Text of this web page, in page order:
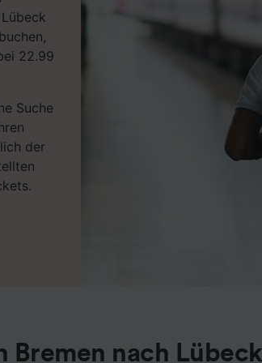
22.99
Suche
der
Bremen nach